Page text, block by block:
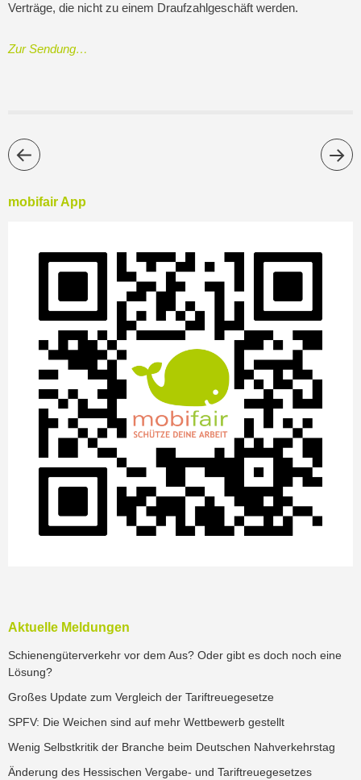
Verträge, die nicht zu einem Draufzahlgeschäft werden.
Zur Sendung…
mobifair App
Aktuelle Meldungen
Schienengüterverkehr vor dem Aus? Oder gibt es doch noch eine
Lösung?
Großes Update zum Vergleich der Tariftreuegesetze
SPFV: Die Weichen sind auf mehr Wettbewerb gestellt
Wenig Selbstkritik der Branche beim Deutschen Nahverkehrstag
Änderung des Hessischen Vergabe- und Tariftreuegesetzes